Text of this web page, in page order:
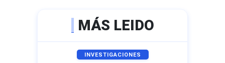
MÁS LEIDO
INVESTIGACIONES